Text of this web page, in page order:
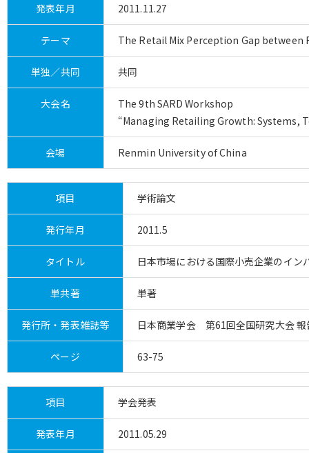
発表年月 2011.11.27
テーマ The Retail Mix Perception Gap between
単独／共同 共同
大会名
The 9th SARD Workshop
“Managing Retailing Growth: Systems,
会場 Renmin University of China
項目 学術論文
発行年月 2011.5
タイトル 日本市場における国際小売企業のイン
単共著 単著
発行所・発表雑誌等 日本商業学会 第61回全国研究大会 報
ページ 63-75
項目 学会発表
発表年月 2011.05.29